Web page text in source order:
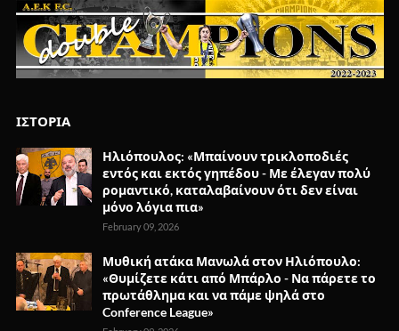
ΙΣΤΟΡΙΑ
Ηλιόπουλος: «Μπαίνουν τρικλοποδιές
εντός και εκτός γηπέδου - Με έλεγαν πολύ
ρομαντικό, καταλαβαίνουν ότι δεν είναι
μόνο λόγια πια»
February 09, 2026
Μυθική ατάκα Μανωλά στον Ηλιόπουλο:
«Θυμίζετε κάτι από Μπάρλο - Να πάρετε το
πρωτάθλημα και να πάμε ψηλά στο
Conference League»